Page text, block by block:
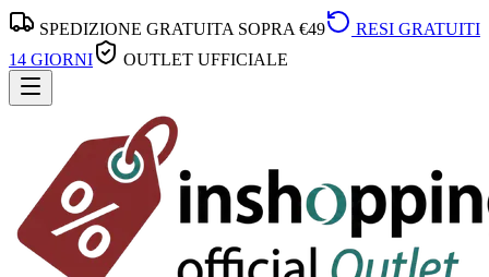
SPEDIZIONE GRATUITA SOPRA €49
RESI GRATUITI
14 GIORNI
OUTLET UFFICIALE